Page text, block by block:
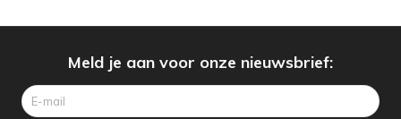
Meld je aan voor onze nieuwsbrief: